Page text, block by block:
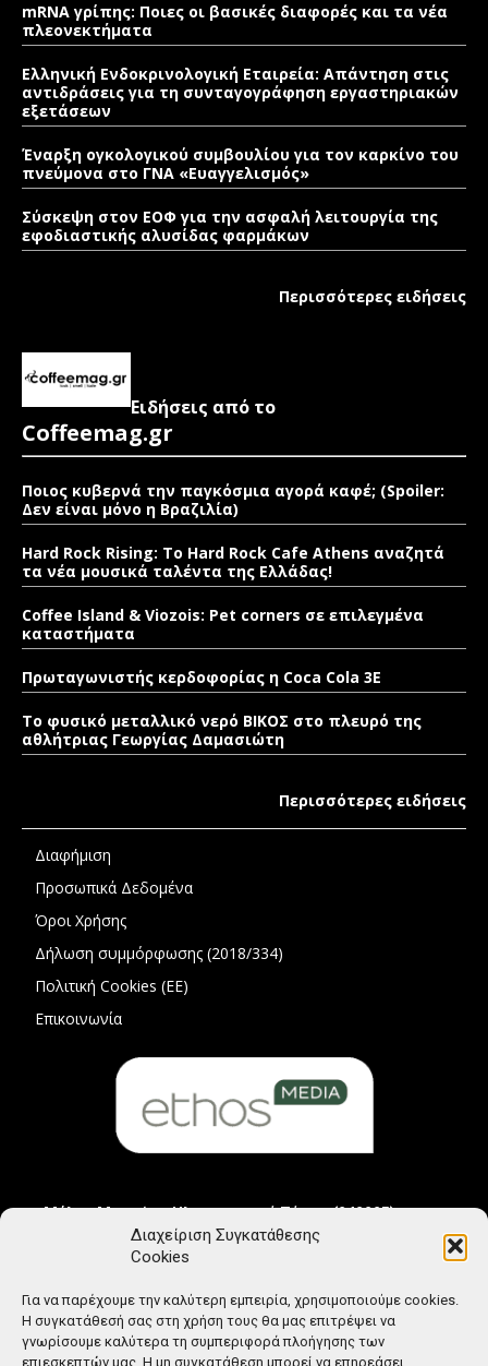
Διαχείριση Συγκατάθεσης
Cookies
Για να παρέχουμε την καλύτερη εμπειρία, χρησιμοποιούμε cookies.
Η συγκατάθεσή σας στη χρήση τους θα μας επιτρέψει να
γνωρίσουμε καλύτερα τη συμπεριφορά πλοήγησης των
επιεσκεπτών μας. Η μη συγκατάθεση μπορεί να επηρεάσει
mRNA γρίπης: Ποιες οι βασικές διαφορές και τα νέα
πλεονεκτήματα
Ελληνική Ενδοκρινολογική Εταιρεία: Απάντηση στις
αντιδράσεις για τη συνταγογράφηση εργαστηριακών
εξετάσεων
Έναρξη ογκολογικού συμβουλίου για τον καρκίνο του
πνεύμονα στο ΓΝΑ «Ευαγγελισμός»
Σύσκεψη στον ΕΟΦ για την ασφαλή λειτουργία της
εφοδιαστικής αλυσίδας φαρμάκων
Περισσότερες ειδήσεις
Ειδήσεις από το
Coffeemag.gr
Ποιος κυβερνά την παγκόσμια αγορά καφέ; (Spoiler:
Δεν είναι μόνο η Βραζιλία)
Hard Rock Rising: Το Hard Rock Cafe Athens αναζητά
τα νέα μουσικά ταλέντα της Ελλάδας!
Coffee Island & Viozois: Pet corners σε επιλεγμένα
καταστήματα
Πρωταγωνιστής κερδοφορίας η Coca Cola 3E
Το φυσικό μεταλλικό νερό ΒΙΚΟΣ στο πλευρό της
αθλήτριας Γεωργίας Δαμασιώτη
Περισσότερες ειδήσεις
Διαφήμιση
Προσωπικά Δεδομένα
Όροι Χρήσης
Δήλωση συμμόρφωσης (2018/334)
Πολιτική Cookies (ΕΕ)
Επικοινωνία
Μέλος Μητρώου Ηλεκτρονικού Τύπου (242225)